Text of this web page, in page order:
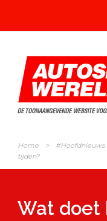
Home > #Hoofdnieuws
tijden?
Wat doet